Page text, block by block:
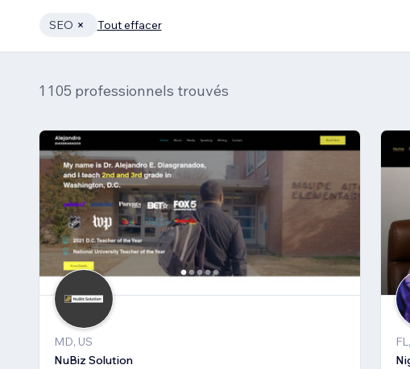
SEO Tout effacer
1 105 professionnels trouvés
MD, US
NuBiz Solution